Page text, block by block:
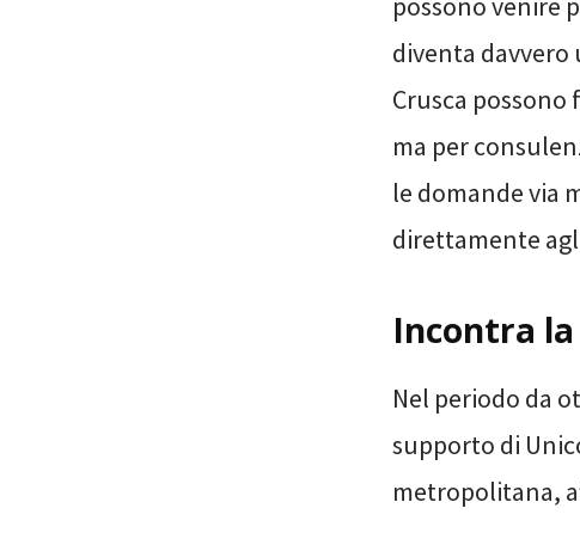
diventa davvero
Crusca
ma per
le domande via
direttamente
Incontra la
Nel periodo da
supporto di
metropolitana,